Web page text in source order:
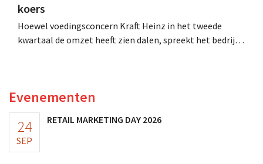
koers
Hoewel voedingsconcern Kraft Heinz in het tweede
kwartaal de omzet heeft zien dalen, spreekt het bedrijf
Evenementen
24
SEP
RETAIL MARKETING DAY 2026